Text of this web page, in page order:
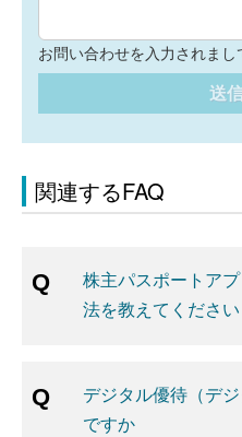
お問い合わせを入力されま
送
関連するFAQ
株主パスポートア
法を教えてください
デジタル優待（デ
ですか